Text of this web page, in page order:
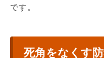
です。
死角をなくす